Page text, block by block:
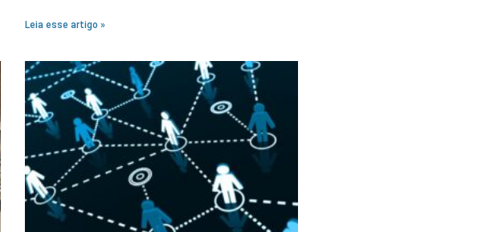
Leia esse artigo »